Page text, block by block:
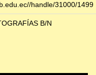
handle/31000/1499
B/N